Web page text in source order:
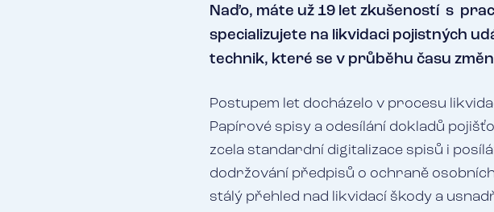
Naďo, máte už 19 let zkušeností s
specializujete na likvidaci pojistných
technik, které se v průběhu času
Postupem let docházelo v procesu
Papírové spisy a odesílání dokladů
zcela standardní digitalizace spisů i
dodržování předpisů o ochraně osobních
stálý přehled nad likvidací škody a